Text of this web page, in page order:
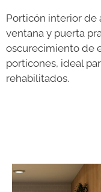
Porticón interior de
ventana y puerta
oscurecimiento de
porticones, ideal
rehabilitados.